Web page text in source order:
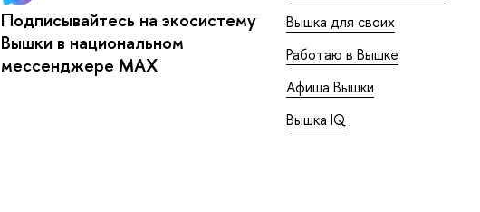
Подписывайтесь на экосистему
Вышки в национальном
мессенджере MAX
Вышка для своих
Работаю в Вышке
Афиша Вышки
Вышка IQ